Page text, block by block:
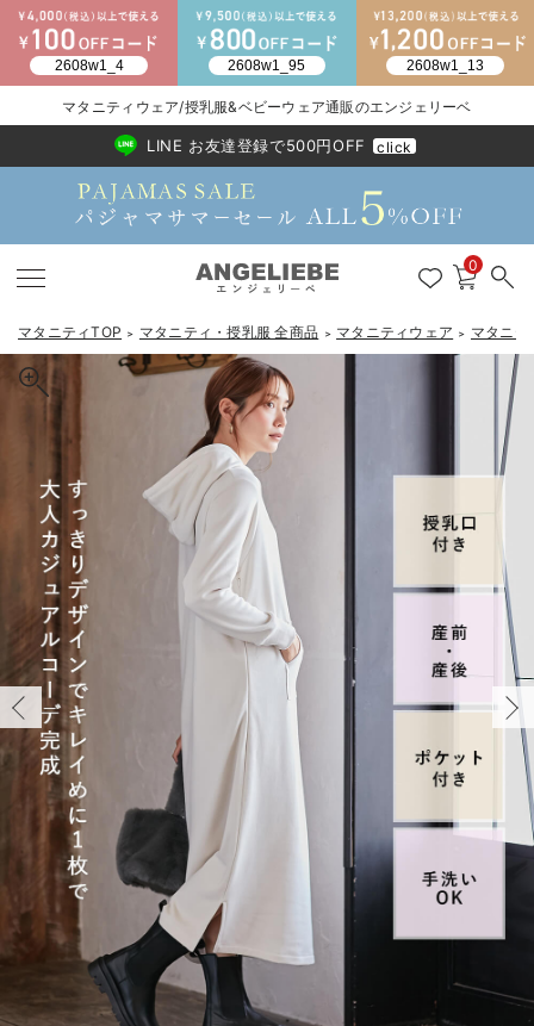
戻る
マタニティ ワンピース
マタニティ パンツ
マタニティ スカート
マタニティ トップス
マタニティ アウター（コート）・ママコート
戻る
マタニティ 下着・インナー全て
マタニティ ショーツ
妊婦帯・腹帯・産前ガードル
マタニティ 授乳 キャミソール
産褥ショーツ
骨盤・マタニティベルト （妊娠中・産後）
産後 ガードル インナー
マタニティ 腹巻き
戻る
授乳ワンピース
授乳トップス
戻る
マタニティ フォーマル全て
マタニティ スーツ
マタニティ オフィス 通勤服
マタニティ ドレス（結婚式・お呼ばれ）
マタニティ フォーマル パンツ・ボトムス
戻る
妊婦用 抱き枕・授乳クッション
授乳 ケープ
戻る
マタニティレッグウェア全て
マタニティストッキング・タイツ
マタニティレギンス
戻る
マタニティ ボディケア全て
妊娠線クリーム
戻る
【アウトレット】ワンピース
【アウトレット】トップス・授乳トップス
【アウトレット】ボトムス
【アウトレット】パジャマ
【アウトレット】インナー
【アウトレット】ベビー
戻る
抗菌防臭加工
透け防止
見えてもカワイイ
コットン素材
冷房対策
接触冷感素材
Tシャツブラ
ブラトップ
親子セット
快適機能ウェア特集 トップス
快適機能ウェア特集 ボトムス
戻る
再入荷｜インナー
再入荷｜アウター
送料無料アイテム全て
トップス
パンツ
スカート
ベビー
ブラキャミ おまとめ
MAX55%OFF ブラック
【37周年祭セール】
【37周年祭セール】
気温差別オススメア
【〜10℃】3月中旬
涼しくて可愛い「ワ
マタニティウェア
こだわりの履き心地
レギンス
オフィス
きれいめトップス派
きれいめスカート派
きれいめ美脚パンツ派
セットアップ派
出産準備応援割全て
マタニティインナー
ベビー
【オフィスカジュア
パンツタイプ
【フォーマル】ボト
【フォーマル】トッ
【ベビー】半袖
【ベビー】グッズ
2WAYオール
コンビ肌着
快適ウェア10%OFF
春のマタニティワン
Aライン ・フレアワ
Iライン ・タイトシ
ジャンパースカート/
フォーマル / オケー
あったかアイテム｜
Gift Selection 出産
〜5,000円（税込）
〜10,000円（税込）
10,001円（税込）〜
女の子におススメの
男の子におススメの
定番ギフト
もらって嬉しいギフト
かわいくておもしろ
何枚あっても嬉しい
長く使えるアイテム
冬の冷え対策インナ
綿混素材
腹巻・ひざ上パンツ
保温&リカバリー
あったか度◎
裏起毛素材
入院準備の持ち物チ
赤ちゃんへ使うもの
産後に使うグッズ
冬のあったか特集全て
【冬のあったか特集
【冬のあったか特集
【冬のあったか特集
マタニティウェア/授乳服&ベビーウェア通販のエンジェリーベ
2026/NewArrival
送料495円(一部地域を除く) 7,700円以上で送料無料
LINE お友達登録で500円OFF click
0
マタニティTOP ＞ マタニティ・授乳服 全商品 ＞ マタニティウェア ＞ マタニテ